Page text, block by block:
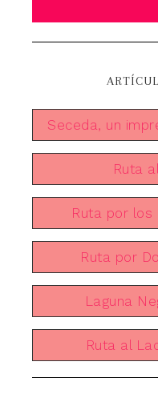
Seceda, un
Ruta
Ruta por los
Ruta por
Laguna
Ruta al